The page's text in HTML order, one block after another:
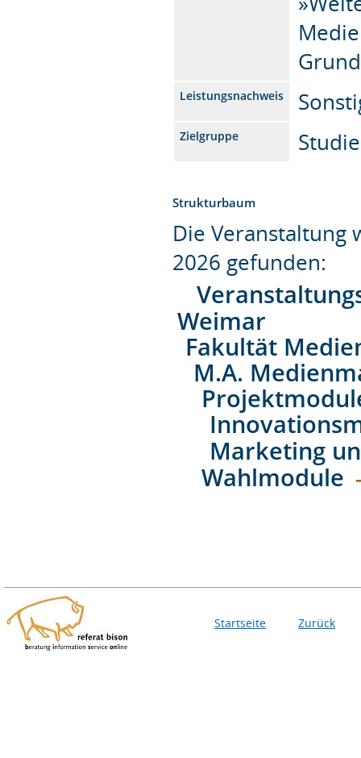
Leistungsnachweis
Zielgruppe
Strukturbaum
Die Veranstaltung
2026 gefunden:
Weimar
Fakultät
M.A.
Marketing
Wahlmodule
Startseite Zurück